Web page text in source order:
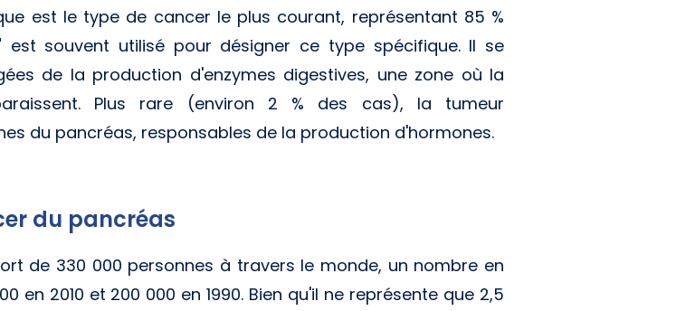
est le type de cancer le plus courant, représentant 85 %
souvent utilisé pour désigner ce type spécifique. Il se
de la production d'enzymes digestives, une zone où la
Plus rare (environ 2 % des cas), la tumeur
du pancréas, responsables de la production d'hormones.
du pancréas
de 330 000 personnes à travers le monde, un nombre en
2010 et 200 000 en 1990. Bien qu'il ne représente que 2,5